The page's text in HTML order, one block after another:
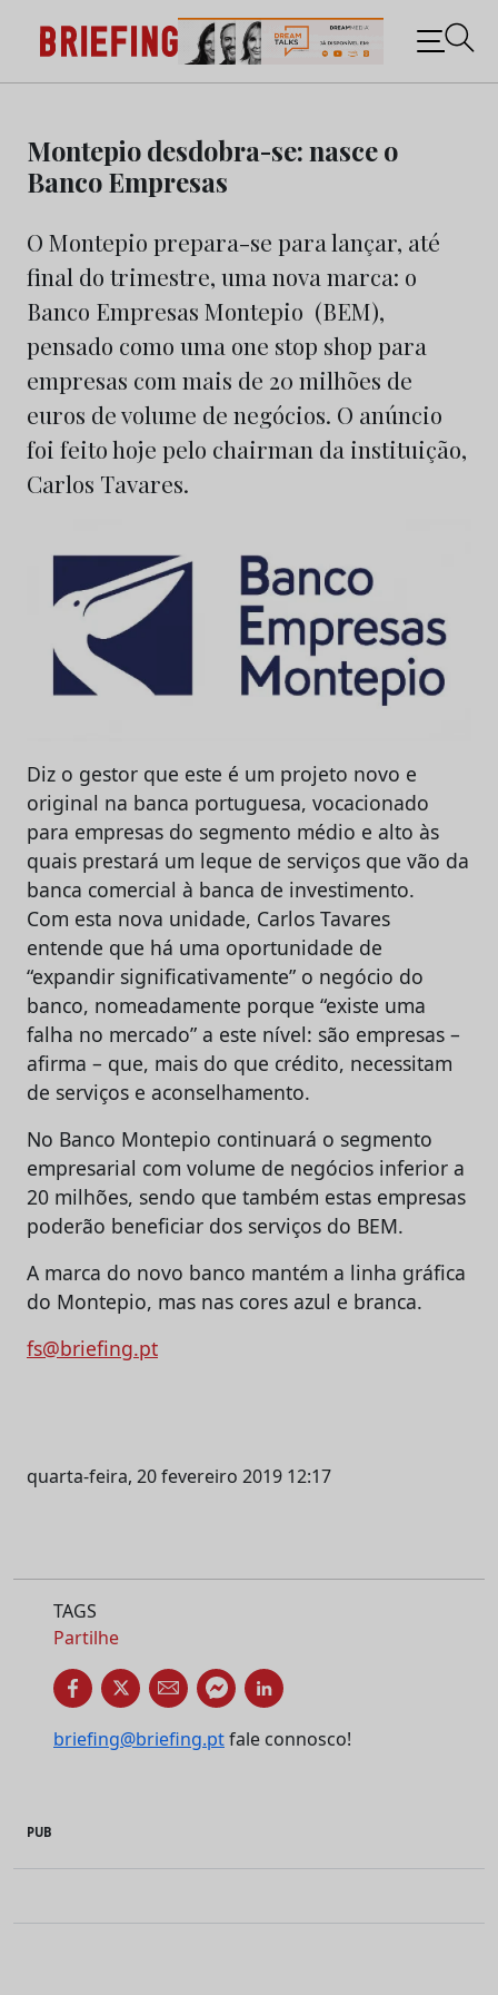
content
Briefing: Todas as notícias sobre os negócios do
Marketing e da Publicidade
Montepio desdobra-se: nasce o
Banco Empresas
O Montepio prepara-se para lançar, até
final do trimestre, uma nova marca: o
Banco Empresas Montepio (BEM),
pensado como uma one stop shop para
empresas com mais de 20 milhões de
euros de volume de negócios. O anúncio
foi feito hoje pelo chairman da instituição,
Carlos Tavares.
Diz o gestor que este é um projeto novo e
original na banca portuguesa, vocacionado
para empresas do segmento médio e alto às
quais prestará um leque de serviços que vão da
banca comercial à banca de investimento.
Com esta nova unidade, Carlos Tavares
entende que há uma oportunidade de
“expandir significativamente” o negócio do
banco, nomeadamente porque “existe uma
falha no mercado” a este nível: são empresas –
afirma – que, mais do que crédito, necessitam
de serviços e aconselhamento.
No Banco Montepio continuará o segmento
empresarial com volume de negócios inferior a
20 milhões, sendo que também estas empresas
poderão beneficiar dos serviços do BEM.
A marca do novo banco mantém a linha gráfica
do Montepio, mas nas cores azul e branca.
fs@briefing.pt
quarta-feira, 20 fevereiro 2019 12:17
TAGS
Partilhe
briefing@briefing.ptfale connosco!
PUB